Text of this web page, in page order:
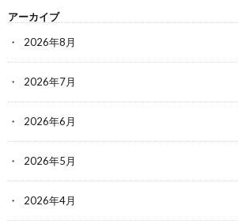
アーカイブ
2026年8月
2026年7月
2026年6月
2026年5月
2026年4月